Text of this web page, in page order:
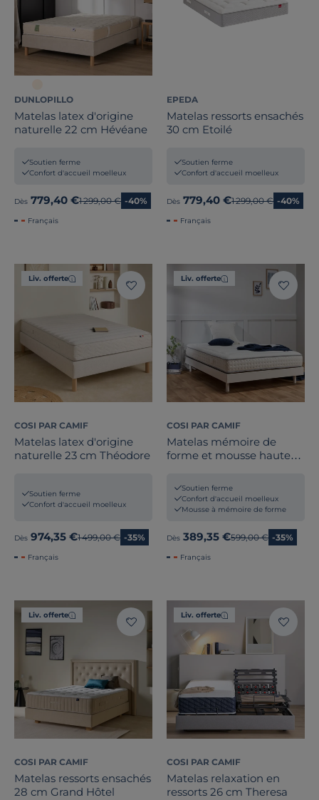
DUNLOPILLO
Matelas latex d'origine
naturelle 22 cm Hévéane
Soutien ferme
Confort d'accueil moelleux
Dès 779,40 €Ancien prix
1 299,00 € -40%
Français
EPEDA
Matelas ressorts ensachés
30 cm Etoilé
Soutien ferme
Confort d'accueil moelleux
Dès 779,40 €Ancien prix
1 299,00 € -40%
Français
Liv. offerte
COSI PAR CAMIF
Matelas latex d'origine
naturelle 23 cm Théodore
Soutien ferme
Confort d'accueil moelleux
Dès 974,35 €Ancien prix
1 499,00 € -35%
Français
Liv. offerte
COSI PAR CAMIF
Matelas mémoire de
forme et mousse haute
Ernest
Soutien ferme
Confort d'accueil moelleux
Mousse à mémoire de forme
Dès 389,35 €Ancien prix
599,00 € -35%
Français
Liv. offerte
COSI PAR CAMIF
Matelas ressorts ensachés
28 cm Grand Hôtel
Liv. offerte
COSI PAR CAMIF
Matelas relaxation en
ressorts 26 cm Theresa